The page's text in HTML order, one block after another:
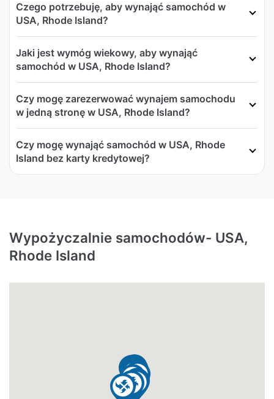
Czego potrzebuję, aby wynająć samochód w
USA, Rhode Island?
Jaki jest wymóg wiekowy, aby wynająć
samochód w USA, Rhode Island?
Czy mogę zarezerwować wynajem samochodu
w jedną stronę w USA, Rhode Island?
Czy mogę wynająć samochód w USA, Rhode
Island bez karty kredytowej?
Wypożyczalnie samochodów- USA,
Rhode Island